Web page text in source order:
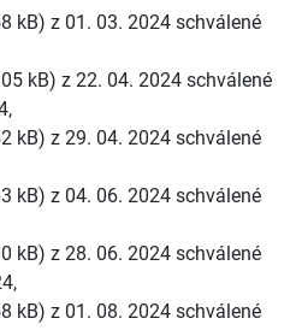
kB) z 01. 03. 2024 schválené
kB) z 22. 04. 2024 schválené
kB) z 29. 04. 2024 schválené
kB) z 04. 06. 2024 schválené
kB) z 28. 06. 2024 schválené
kB) z 01. 08. 2024 schválené